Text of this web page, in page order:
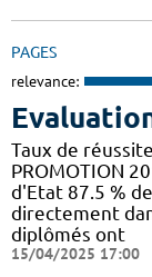
PAGES
relevance:
Taux de
PROMOTION
d'Etat 87.5 %
directement
diplômés ont
15/04/2025 17:00